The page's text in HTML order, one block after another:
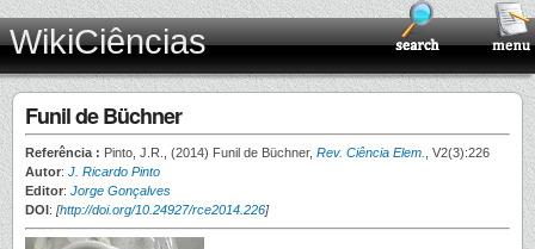
WikiCiências
Funil de Büchner
Referência : Pinto, J.R., (2014) Funil de Büchner, Rev. Ciência Elem.
, V2(3):226
Autor: J. Ricardo Pinto
Editor: Jorge Gonçalves
DOI: [http://doi.org/10.24927/rce2014.226]